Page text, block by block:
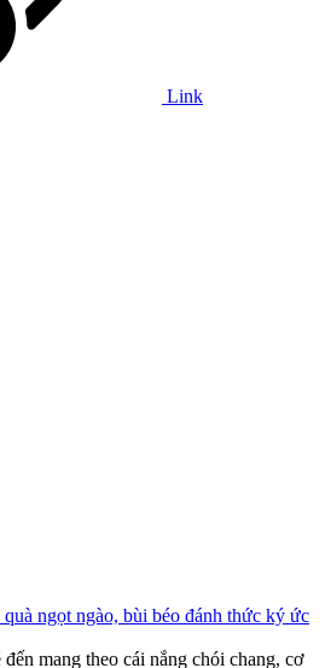
Link
ngọt ngào, bùi béo đánh thức ký ức
mang theo cái nắng chói chang, cơ